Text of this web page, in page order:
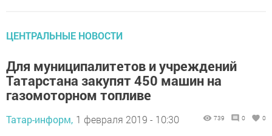
ЦЕНТРАЛЬНЫЕ НОВОСТИ
Для муниципалитетов и учреждений
Татарстана закупят 450 машин на
газомоторном топливе
Татар-информ, 1 февраля 2019 - 10:30 739 0 0